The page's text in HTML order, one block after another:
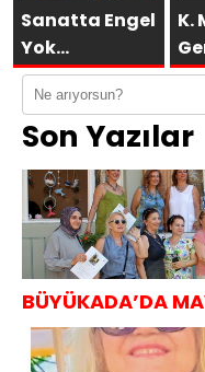
Sanatta Engel
Yok
Vakfı’ndan
Anlamlı
Sosyal
Projesi
K.
Son Yazılar
BÜYÜKADA’DA